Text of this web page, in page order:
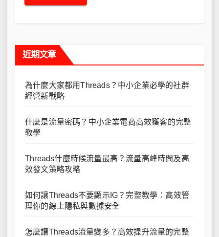
近期文章
為什麼大家都用Threads？中小企業必學的社群
經營新戰略
什麼是流量密碼？中小企業電商高效獲客的完整
教學
Threads什麼時候流量最高？流量高峰時間及高
效發文策略攻略
如何讓Threads不要顯示IG？完整教學：高效管
理你的線上隱私與數據安全
怎麼讓Threads流量變多？高效提升流量的完整